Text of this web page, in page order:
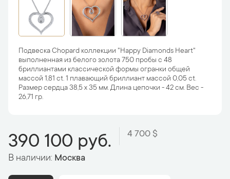
Подвеска Chopard коллекции "Happy Diamonds Heart"
выполненная из белого золота 750 пробы с 48
бриллиантами классической формы огранки общей
массой 1,81 ct. 1 плавающий бриллиант массой 0,05 ct.
Размер сердца 38,5 х 35 мм. Длина цепочки - 42 см. Вес -
26,71 гр.
390 100 руб. 4 700 $
В наличии: Москва